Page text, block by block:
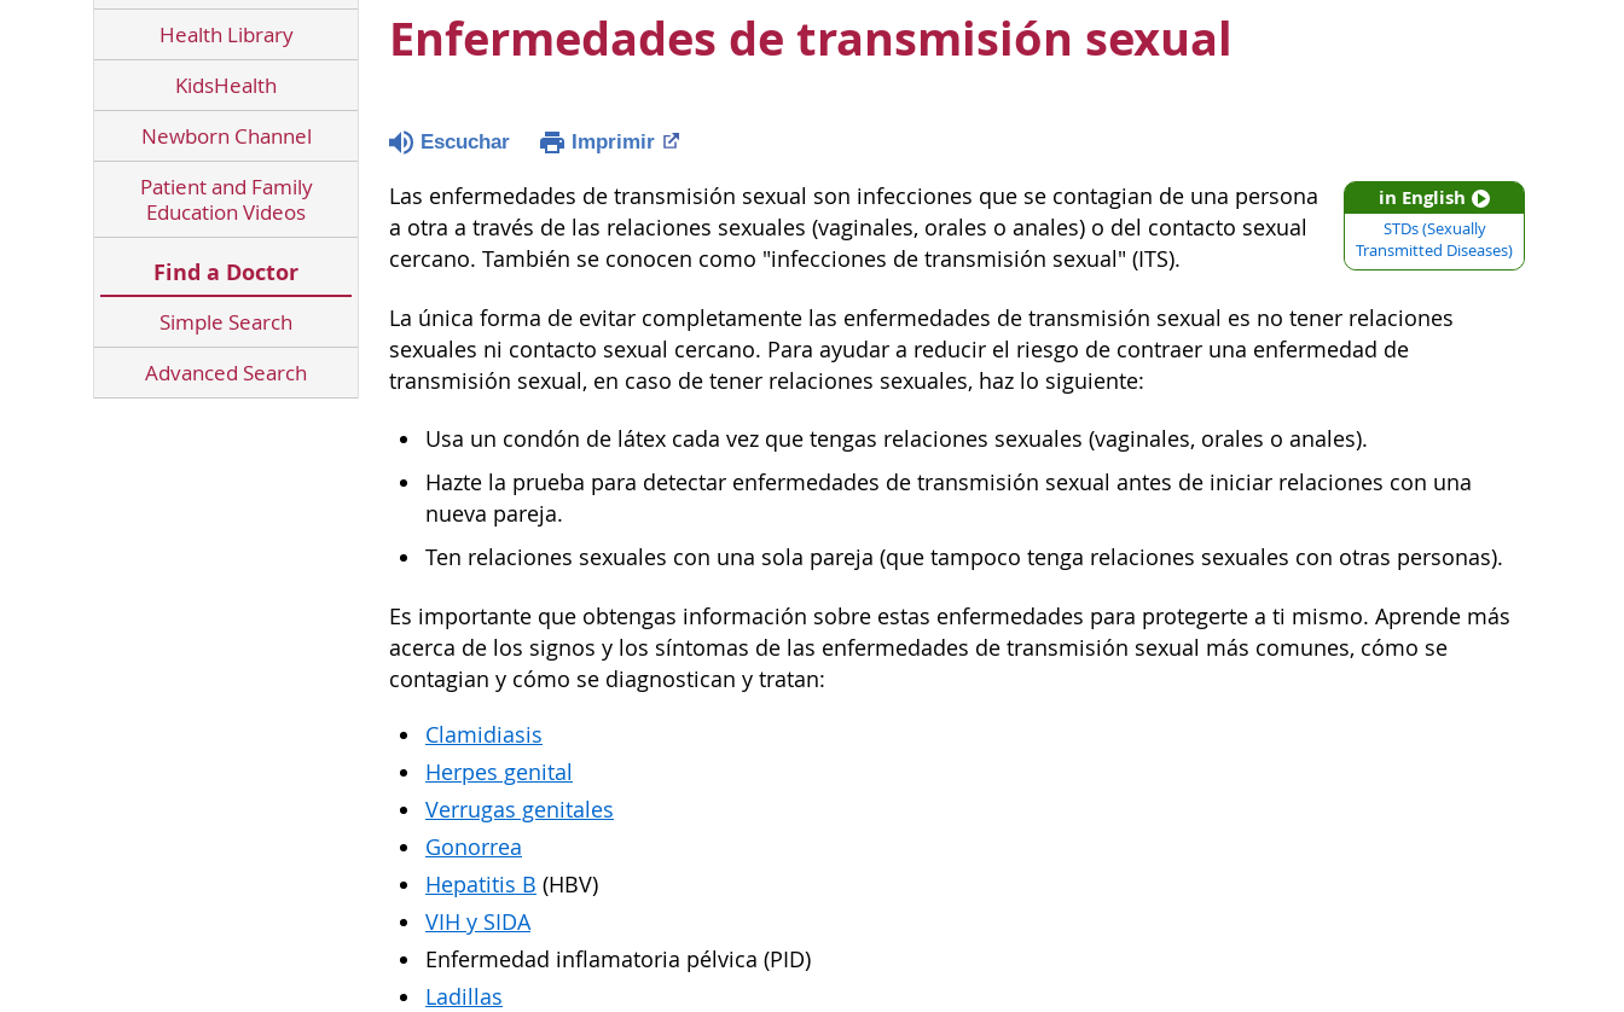
Health Library
KidsHealth
Newborn Channel
Patient and Family
Education Videos
Find a Doctor
Simple Search
Advanced Search
Enfermedades de transmisión sexual
Escuchar Imprimir
in English
STDs (Sexually
Transmitted Diseases)
Las enfermedades de transmisión sexual son infecciones que se contagian de una persona
a otra a través de las relaciones sexuales (vaginales, orales o anales) o del contacto sexual
cercano. También se conocen como "infecciones de transmisión sexual" (ITS).
La única forma de evitar completamente las enfermedades de transmisión sexual es no tener relaciones
sexuales ni contacto sexual cercano. Para ayudar a reducir el riesgo de contraer una enfermedad de
transmisión sexual, en caso de tener relaciones sexuales, haz lo siguiente:
Usa un condón de látex cada vez que tengas relaciones sexuales (vaginales, orales o anales).
Hazte la prueba para detectar enfermedades de transmisión sexual antes de iniciar relaciones con una
nueva pareja.
Ten relaciones sexuales con una sola pareja (que tampoco tenga relaciones sexuales con otras personas).
Es importante que obtengas información sobre estas enfermedades para protegerte a ti mismo. Aprende más
acerca de los signos y los síntomas de las enfermedades de transmisión sexual más comunes, cómo se
contagian y cómo se diagnostican y tratan:
Clamidiasis
Herpes genital
Verrugas genitales
Gonorrea
Hepatitis B (HBV)
VIH y SIDA
Enfermedad inflamatoria pélvica (PID)
Ladillas